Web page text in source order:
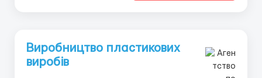
Виробництво пластикових
виробів